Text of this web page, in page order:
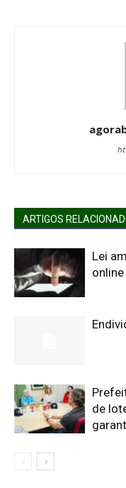
ARTIGOS
Lei
de